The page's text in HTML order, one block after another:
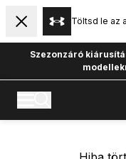
Töltsd le az
Szezonzáró